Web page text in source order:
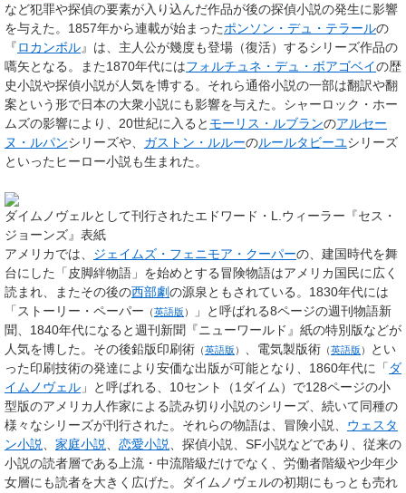
など犯罪や探偵の要素が入り込んだ作品が後の探偵小説の発生に影響
を与えた。1857年から連載が始まったポンソン・デュ・テラールの
『ロカンボル』は、主人公が幾度も登場（復活）するシリーズ作品の
嚆矢となる。また1870年代にはフォルチュネ・デュ・ボアゴベイの歴
史小説や探偵小説が人気を博する。それら通俗小説の一部は翻訳や翻
案という形で日本の大衆小説にも影響を与えた。シャーロック・ホー
ムズの影響により、20世紀に入ると モーリス・ルブランのアルセー
ヌ・ルパンシリーズや、 ガストン・ルルーのルールタビーユシリーズ
といったヒーロー小説も生まれた。
ダイムノヴェルとして刊行されたエドワード・L.ウィーラー『セス・
ジョーンズ』表紙
アメリカでは、 ジェイムズ・フェニモア・クーパーの、建国時代を舞
台にした「皮脚絆物語」を始めとする冒険物語はアメリカ国民に広く
読まれ、またその後の西部劇の源泉ともされている。1830年代には
「ストーリー・ペーパー （英語版 ）
」と呼ばれる8ページの週刊物語新
聞、1840年代になると週刊新聞『ニューワールド』紙の特別版などが
人気を博した。その後鉛版印刷術 （英語版 ） 、 電気製版術 （英語版 ）
とい
った印刷技術の発達により安価な出版が可能となり、1860年代に「 ダ
イムノヴェル 」と呼ばれる、10セント（1ダイム）で128ページの小
型版のアメリカ人作家による読み切り小説のシリーズ、続いて同種の
様々なシリーズが刊行された。それらの物語は、冒険小説、 ウェスタ
ン小説、 家庭小説、 恋愛小説、探偵小説、SF小説などであり、従来の
小説の読者層である上流・中流階級だけでなく、労働者階級や少年少
女層にも読者を大きく広げた。ダイムノヴェルの初期にもっとも売れ